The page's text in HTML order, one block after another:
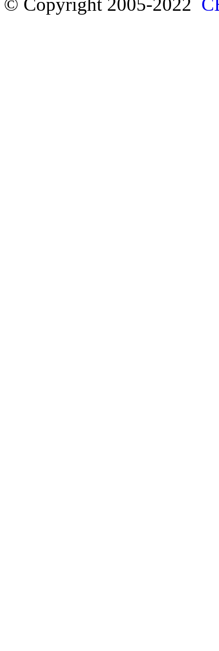
© Copyright 2005-2022